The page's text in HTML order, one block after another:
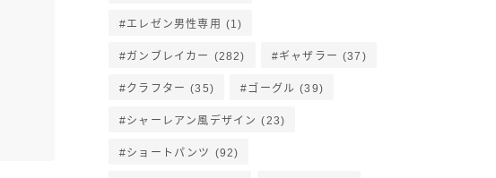
エレゼン男性専用 (1)
ガンブレイカー (282) ギャザラー (37)
クラフター (35) ゴーグル (39)
シャーレアン風デザイン (23)
ショートパンツ (92)